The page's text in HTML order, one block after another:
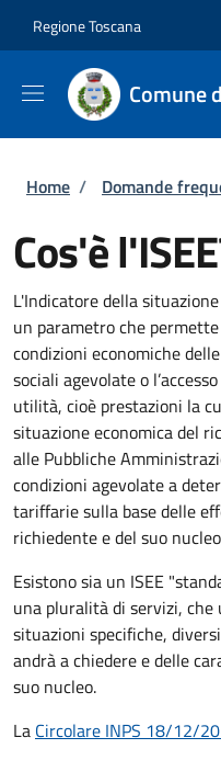
Regione Toscana
Comune
Briciole di
Home / Domande
Cos'è
L'Indicatore della
un parametro che
condizioni economiche
sociali agevolate o
utilità, cioè prestazioni la
situazione economica del
alle Pubbliche
condizioni agevolate a
tariffarie sulla base delle
richiedente e del suo
Esistono sia un ISEE
una pluralità di servizi, che
situazioni specifiche,
andrà a chiedere e delle
suo nucleo.
La Circolare INPS 18/12/